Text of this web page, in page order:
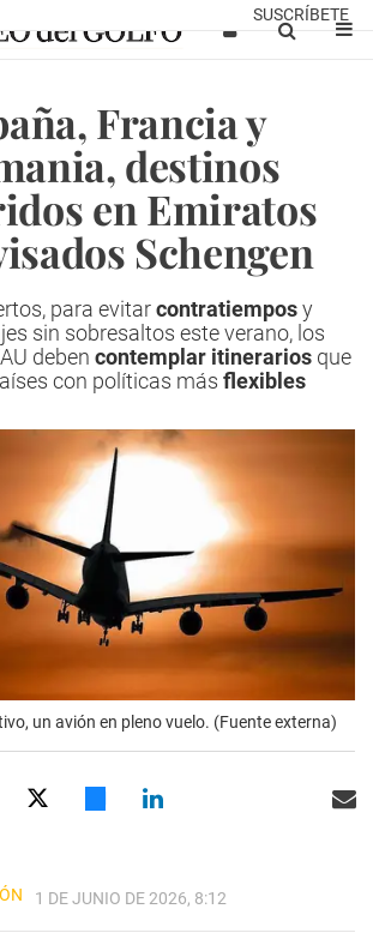
SUSCRÍBETE
Francia y
destinos
en Emiratos
Schengen
para evitarcontratiemposy
sin sobresaltos este verano, los
deben contemplar itinerariosque
con políticas más flexibles
un avión en pleno vuelo. (Fuente externa)
1 DE JUNIO DE 2026, 8:12